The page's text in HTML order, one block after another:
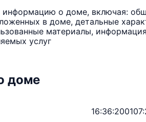
о доме, включая:
в доме, детальные
материалы,
услуг
доме